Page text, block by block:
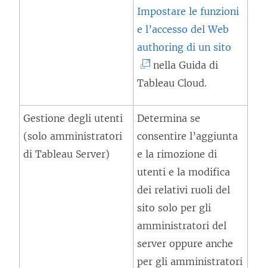
n
u
o
v
a
i
n
e
s
t
r
a
)
Impostare le funzioni
e l’accesso del Web
authoring di un sito
l
e
n
nella Guida di
Tableau Cloud.
Gestione degli utenti
(solo amministratori
di Tableau Server)
Determina se
consentire l’aggiunta
e la rimozione di
utenti e la modifica
dei relativi ruoli del
sito solo per gli
amministratori del
server oppure anche
per gli amministratori